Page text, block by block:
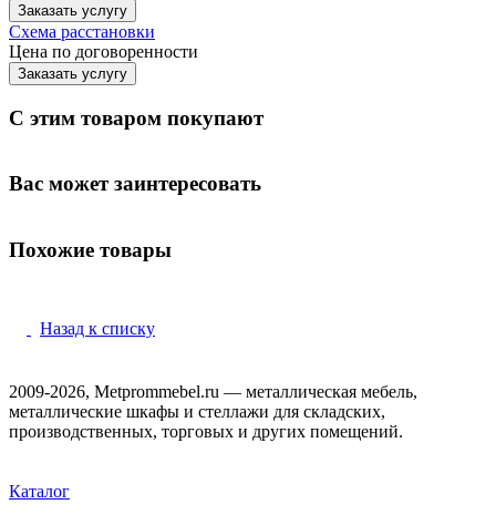
Заказать услугу
Схема расстановки
Цена по договоренности
Заказать услугу
С этим товаром покупают
Вас может заинтересовать
Похожие товары
Назад к списку
2009-2026, Metprommebel.ru — металлическая мебель,
металлические шкафы и стеллажи для складских,
производственных, торговых и других помещений.
Каталог